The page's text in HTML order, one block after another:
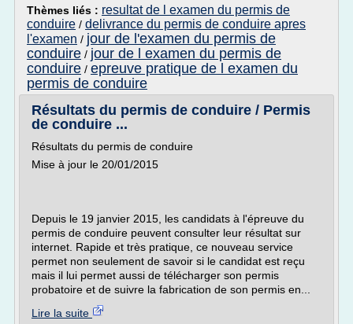
Thèmes liés : resultat de l examen du permis de
conduire / delivrance du permis de conduire apres
l'examen / jour de l'examen du permis de
conduire / jour de l examen du permis de
conduire / epreuve pratique de l examen du
permis de conduire
Résultats du permis de conduire / Permis
de conduire ...
Résultats du permis de conduire
Mise à jour le 20/01/2015
Depuis le 19 janvier 2015, les candidats à l'épreuve du
permis de conduire peuvent consulter leur résultat sur
internet. Rapide et très pratique, ce nouveau service
permet non seulement de savoir si le candidat est reçu
mais il lui permet aussi de télécharger son permis
probatoire et de suivre la fabrication de son permis en...
Lire la suite